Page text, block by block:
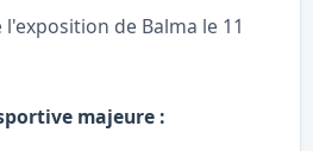
de Balma le 11
majeure :